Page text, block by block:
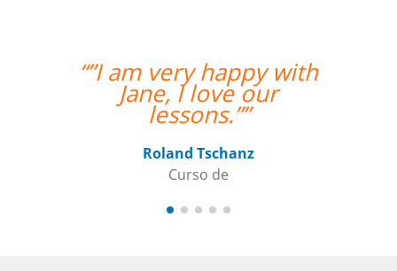
“”I am very happy with
Jane, I love our
lessons.””
Roland Tschanz
Curso de
“”O